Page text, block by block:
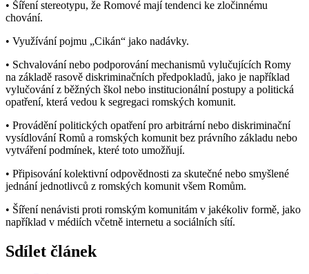
• Šíření stereotypu, že Romové mají tendenci ke zločinnému
chování.
• Využívání pojmu „Cikán“ jako nadávky.
• Schvalování nebo podporování mechanismů vylučujících Romy
na základě rasově diskriminačních předpokladů, jako je například
vylučování z běžných škol nebo institucionální postupy a politická
opatření, která vedou k segregaci romských komunit.
• Provádění politických opatření pro arbitrární nebo diskriminační
vysídlování Romů a romských komunit bez právního základu nebo
vytváření podmínek, které toto umožňují.
• Připisování kolektivní odpovědnosti za skutečné nebo smyšlené
jednání jednotlivců z romských komunit všem Romům.
• Šíření nenávisti proti romským komunitám v jakékoliv formě, jako
například v médiích včetně internetu a sociálních sítí.
Sdílet článek